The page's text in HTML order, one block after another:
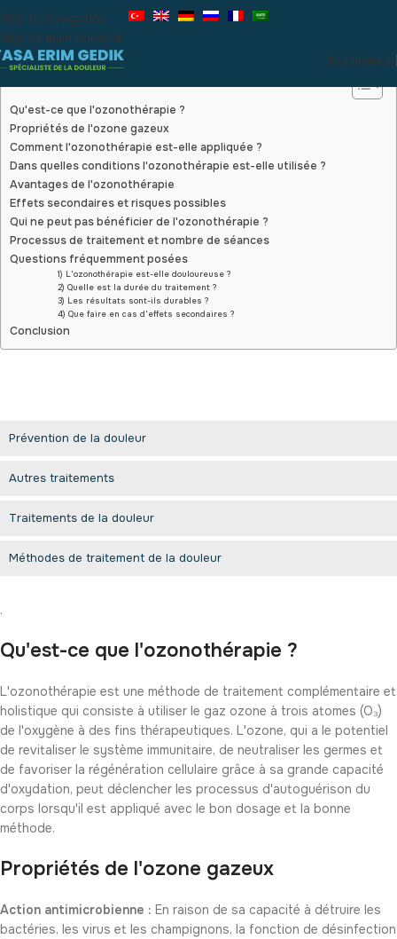
Skip to navigation
Skip to main content
Nomination
Thérapie à l'ozone
Qu'est-ce que l'ozonothérapie ?
Propriétés de l'ozone gazeux
Comment l'ozonothérapie est-elle appliquée ?
Dans quelles conditions l'ozonothérapie est-elle utilisée ?
Avantages de l'ozonothérapie
Effets secondaires et risques possibles
Qui ne peut pas bénéficier de l'ozonothérapie ?
Processus de traitement et nombre de séances
Questions fréquemment posées
1) L'ozonothérapie est-elle douloureuse ?
2) Quelle est la durée du traitement ?
3) Les résultats sont-ils durables ?
4) Que faire en cas d'effets secondaires ?
Conclusion
Prévention de la douleur
Autres traitements
Traitements de la douleur
Méthodes de traitement de la douleur
.
Qu'est-ce que l'ozonothérapie ?
L'ozonothérapie est une méthode de traitement complémentaire et
holistique qui consiste à utiliser le gaz ozone à trois atomes (O₃)
de l'oxygène à des fins thérapeutiques. L'ozone, qui a le potentiel
de revitaliser le système immunitaire, de neutraliser les germes et
de favoriser la régénération cellulaire grâce à sa grande capacité
d'oxydation, peut déclencher les processus d'autoguérison du
corps lorsqu'il est appliqué avec le bon dosage et la bonne
méthode.
Propriétés de l'ozone gazeux
Action antimicrobienne : En raison de sa capacité à détruire les
bactéries, les virus et les champignons, la fonction de désinfection